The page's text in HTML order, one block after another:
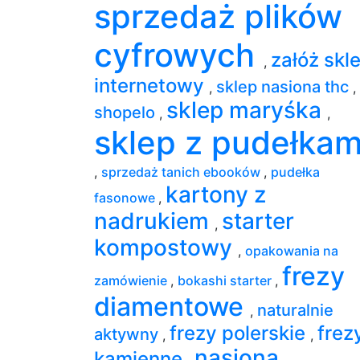
sprzedaż plików
cyfrowych
, załóż
internetowy , sklep nasiona thc ,
shopelo , sklep maryśka ,
sklep z
, sprzedaż tanich ebooków , pudełka
fasonowe , kartony z
nadrukiem , starter
kompostowy , opakowania na
zamówienie , bokashi starter , frezy
diamentowe , naturalnie
aktywny , frezy polerskie ,